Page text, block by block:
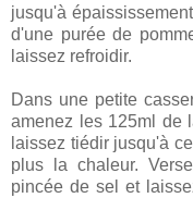
jusqu'à
d'une purée de
laissez refroidir.
Dans une petite
amenez les 125ml de
laissez tiédir jusqu'à
plus la chaleur.
pincée de sel et